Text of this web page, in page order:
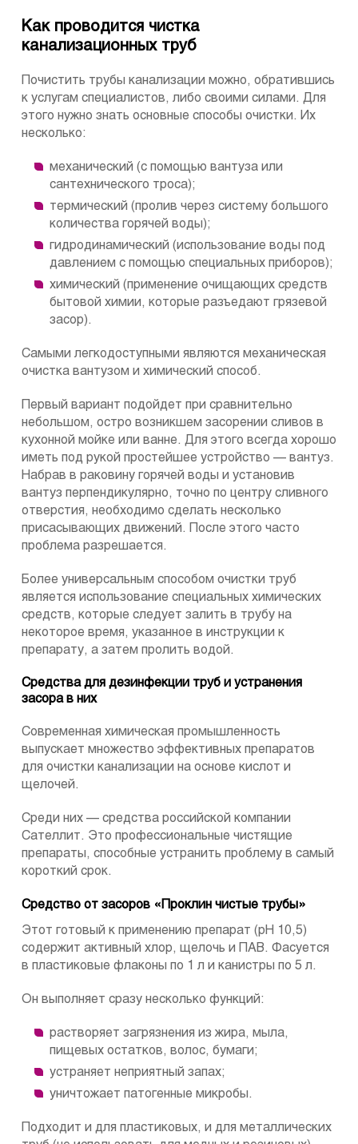
Как проводится чистка
канализационных труб
Почистить трубы канализации можно, обратившись
к услугам специалистов, либо своими силами. Для
этого нужно знать основные способы очистки. Их
несколько:
механический (с помощью вантуза или
сантехнического троса);
термический (пролив через систему большого
количества горячей воды);
гидродинамический (использование воды под
давлением с помощью специальных приборов);
химический (применение очищающих средств
бытовой химии, которые разъедают грязевой
засор).
Самыми легкодоступными являются механическая
очистка вантузом и химический способ.
Первый вариант подойдет при сравнительно
небольшом, остро возникшем засорении сливов в
кухонной мойке или ванне. Для этого всегда хорошо
иметь под рукой простейшее устройство — вантуз.
Набрав в раковину горячей воды и установив
вантуз перпендикулярно, точно по центру сливного
отверстия, необходимо сделать несколько
присасывающих движений. После этого часто
проблема разрешается.
Более универсальным способом очистки труб
является использование специальных химических
средств, которые следует залить в трубу на
некоторое время, указанное в инструкции к
препарату, а затем пролить водой.
Средства для дезинфекции труб и устранения
засора в них
Современная химическая промышленность
выпускает множество эффективных препаратов
для очистки канализации на основе кислот и
щелочей.
Среди них — средства российской компании
Сателлит. Это профессиональные чистящие
препараты, способные устранить проблему в самый
короткий срок.
Средство от засоров «Проклин чистые трубы»
Этот готовый к применению препарат (pH 10,5)
содержит активный хлор, щелочь и ПАВ. Фасуется
в пластиковые флаконы по 1 л и канистры по 5 л.
Он выполняет сразу несколько функций:
растворяет загрязнения из жира, мыла,
пищевых остатков, волос, бумаги;
устраняет неприятный запах;
уничтожает патогенные микробы.
Подходит и для пластиковых, и для металлических